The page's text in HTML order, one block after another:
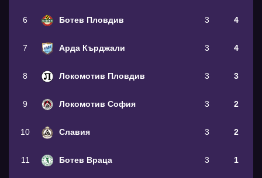
6 Ботев Пловдив 3 4
7 Арда Кърджали 3 4
8 Локомотив Пловдив 3 3
9 Локомотив София 3 2
10 Славия 3 2
11 Ботев Враца 3 1